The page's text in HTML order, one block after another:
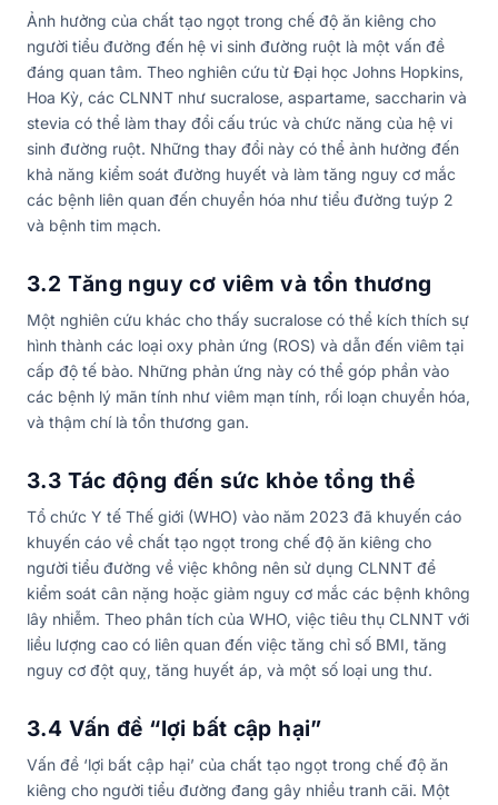
Ảnh hưởng của chất tạo ngọt trong chế độ ăn kiêng cho
người tiểu đường đến hệ vi sinh đường ruột là một vấn đề
đáng quan tâm. Theo nghiên cứu từ Đại học Johns Hopkins,
Hoa Kỳ, các CLNNT như sucralose, aspartame, saccharin và
stevia có thể làm thay đổi cấu trúc và chức năng của hệ vi
sinh đường ruột. Những thay đổi này có thể ảnh hưởng đến
khả năng kiểm soát đường huyết và làm tăng nguy cơ mắc
các bệnh liên quan đến chuyển hóa như tiểu đường tuýp 2
và bệnh tim mạch.
3.2 Tăng nguy cơ viêm và tổn thương
Một nghiên cứu khác cho thấy sucralose có thể kích thích sự
hình thành các loại oxy phản ứng (ROS) và dẫn đến viêm tại
cấp độ tế bào. Những phản ứng này có thể góp phần vào
các bệnh lý mãn tính như viêm mạn tính, rối loạn chuyển hóa,
và thậm chí là tổn thương gan.
3.3 Tác động đến sức khỏe tổng thể
Tổ chức Y tế Thế giới (WHO) vào năm 2023 đã khuyến cáo
khuyến cáo về chất tạo ngọt trong chế độ ăn kiêng cho
người tiểu đường về việc không nên sử dụng CLNNT để
kiểm soát cân nặng hoặc giảm nguy cơ mắc các bệnh không
lây nhiễm. Theo phân tích của WHO, việc tiêu thụ CLNNT với
liều lượng cao có liên quan đến việc tăng chỉ số BMI, tăng
nguy cơ đột quỵ, tăng huyết áp, và một số loại ung thư.
3.4 Vấn đề “lợi bất cập hại”
Vấn đề ‘lợi bất cập hại’ của chất tạo ngọt trong chế độ ăn
kiêng cho người tiểu đường đang gây nhiều tranh cãi. Một